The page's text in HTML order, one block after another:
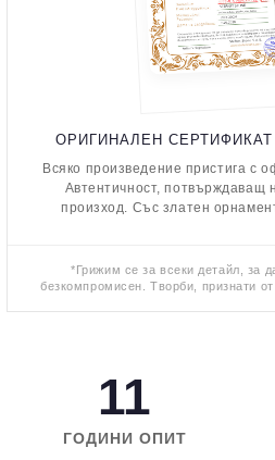
ОРИГИНАЛЕН
Всяко произведение пристига с
Автентичност, потвърждаващ
произход. Със златен
*Грижим се за всеки детайл, за
безкомпромисен. Творби, признати
11
ГОДИНИ ОПИТ